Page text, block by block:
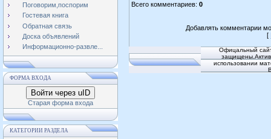
Поговорим,поспорим
Гостевая книга
Обратная связь
Доска объявлений
Информационно-развле...
ФОРМА ВХОДА
Войти через uID
Старая форма входа
КАТЕГОРИИ РАЗДЕЛА
Всего комментариев: 0
Добавлять комментарии
[
Офицальный
использовании